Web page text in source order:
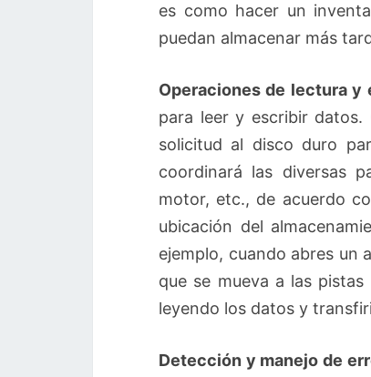
es como hacer un
puedan almacenar más
Operaciones de lectura y
para leer y escribir datos.
solicitud al disco duro
coordinará las diversas
motor, etc., de acuerdo
ubicación del
ejemplo, cuando abres un
que se mueva a las
leyendo los datos y
Detección y manejo de